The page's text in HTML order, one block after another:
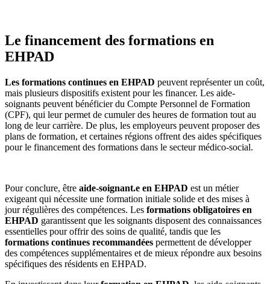
Le financement des formations en
EHPAD
Les formations continues en EHPAD peuvent représenter un coût,
mais plusieurs dispositifs existent pour les financer. Les aide-
soignants peuvent bénéficier du Compte Personnel de Formation
(CPF), qui leur permet de cumuler des heures de formation tout au
long de leur carrière. De plus, les employeurs peuvent proposer des
plans de formation, et certaines régions offrent des aides spécifiques
pour le financement des formations dans le secteur médico-social.
Pour conclure, être aide-soignant.e en EHPAD est un métier
exigeant qui nécessite une formation initiale solide et des mises à
jour régulières des compétences. Les formations obligatoires en
EHPAD garantissent que les soignants disposent des connaissances
essentielles pour offrir des soins de qualité, tandis que les
formations continues recommandées permettent de développer
des compétences supplémentaires et de mieux répondre aux besoins
spécifiques des résidents en EHPAD.